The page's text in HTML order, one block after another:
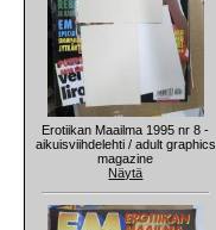
Erotiikan Maailma 1995 nr 8 -
aikuisviihdelehti / adult graphics
magazine
Näytä